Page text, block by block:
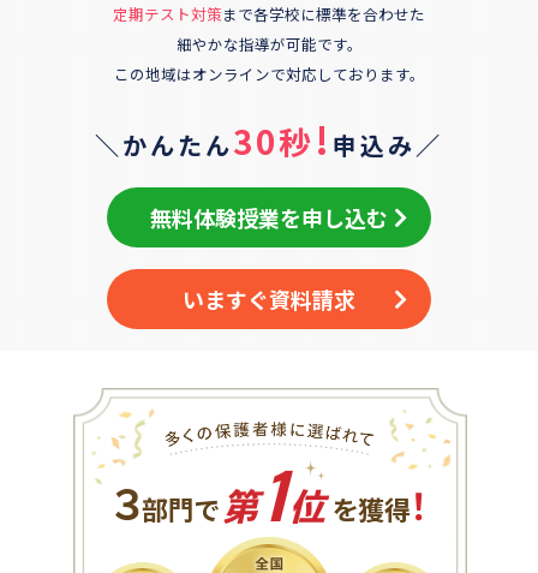
定期テスト対策まで各学校に標準を合わせた
細やかな指導が可能です。
この地域はオンラインで対応しております。
＼かんたん30秒! 申込み／
無料体験授業を申し込む
いますぐ資料請求
３部門で 第1位を獲得！